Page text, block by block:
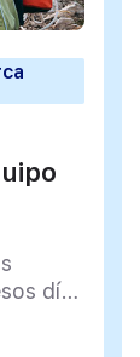
días